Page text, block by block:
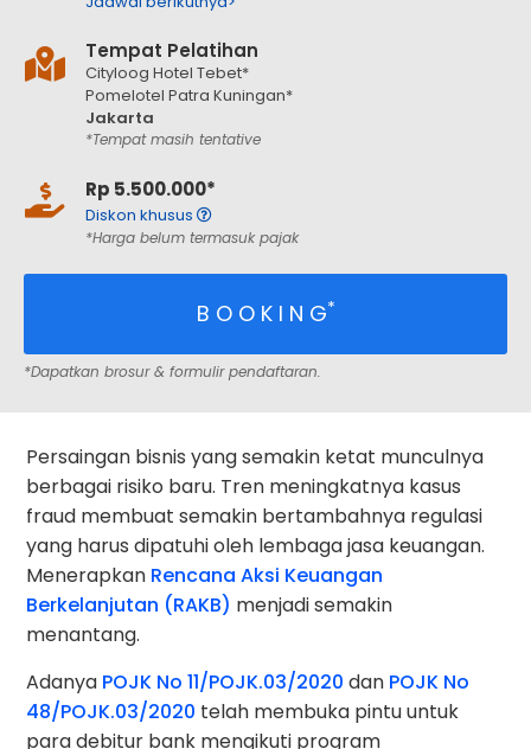
Tempat Pelatihan
Cityloog Hotel Tebet*
Pomelotel Patra Kuningan*
Jakarta
*Tempat masih tentative
Rp 5.500.000*
Diskon khusus
*Harga belum termasuk pajak
B O O K I N G*
*Dapatkan brosur & formulir pendaftaran.
Persaingan bisnis yang semakin ketat munculnya
berbagai risiko baru. Tren meningkatnya kasus
fraud membuat semakin bertambahnya regulasi
yang harus dipatuhi oleh lembaga jasa keuangan.
Menerapkan Rencana Aksi Keuangan
Berkelanjutan (RAKB) menjadi semakin
menantang.
Adanya POJK No 11/POJK.03/2020 dan POJK No
48/POJK.03/2020 telah membuka pintu untuk
para debitur bank mengikuti program